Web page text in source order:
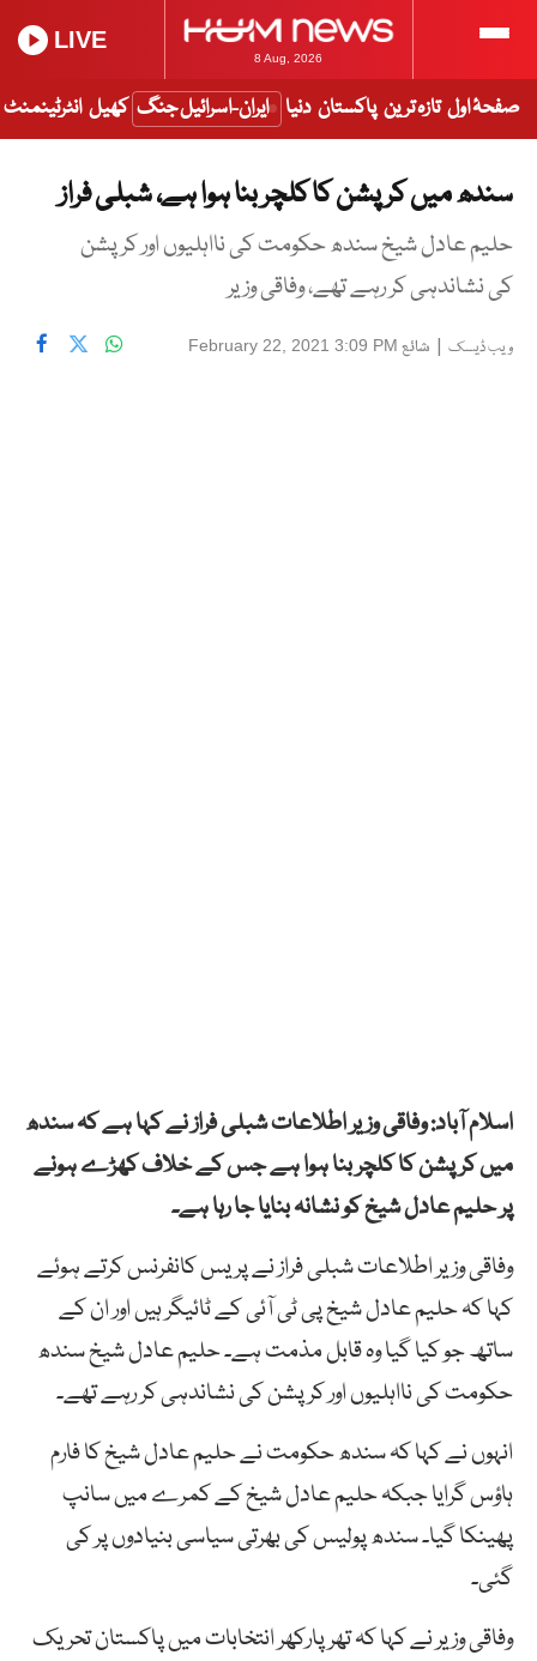
8 Aug, 2026
LIVE
صفحۂ اول تازہ ترین پاکستان دنیا ایران-اسرائیل جنگ کھیل انٹرٹینمنٹ
سندھ میں کرپشن کا کلچر بنا ہوا ہے، شبلی فراز
حلیم عادل شیخ سندھ حکومت کی نااہلیوں اور کرپشن
کی نشاندہی کر رہے تھے، وفاقی وزیر
ویب ڈیسک | شائع February 22, 2021 3:09 PM
اسلام آباد: وفاقی وزیر اطلاعات شبلی فراز نے کہا ہے کہ سندھ
میں کرپشن کا کلچر بنا ہوا ہے جس کے خلاف کھڑے ہونے
پر حلیم عادل شیخ کو نشانہ بنایا جا رہا ہے۔
وفاقی وزیر اطلاعات شبلی فراز نے پریس کانفرنس کرتے ہوئے
کہا کہ حلیم عادل شیخ پی ٹی آئی کے ٹائیگر ہیں اور ان کے
ساتھ جو کیا گیا وہ قابل مذمت ہے۔ حلیم عادل شیخ سندھ
حکومت کی نااہلیوں اور کرپشن کی نشاندہی کر رہے تھے۔
انہوں نے کہا کہ سندھ حکومت نے حلیم عادل شیخ کا فارم
ہاؤس گرایا جبکہ حلیم عادل شیخ کے کمرے میں سانپ
پھینکا گیا۔ سندھ پولیس کی بھرتی سیاسی بنیادوں پر کی
گئی۔
وفاقی وزیر نے کہا کہ تھر پارکھر انتخابات میں پاکستان تحریک